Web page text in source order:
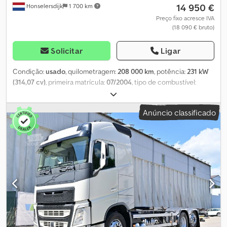
decorado e/ou rotulado com publicidade. Aplicam-se as nossas
condições gerais de entrega e pagamento. Teremos o maior
prazer em fornecer uma proposta de financiamento ou leasing
para este veículo. Por favor, entre em contacto connosco!
Djdpfoxfd N Rex Akzekr
Honselersdijk 1 700 km 14 950 €
Preço fixo acresce IVA
(18 090 € bruto)
Solicitar Ligar
Condição:usado, quilometragem:208 000 km, potência:231 kW
(314,07 cv), primeira matrícula:07/2004, tipo de combustível:
, configuração de eixo:
azul, tipo de engrenagem:automático, classe de emissão:Euro 3,
Ano de fabrico:2004, Equipamento:ABS, ar condicionado, filtro
de partículas, programa eletrónico de estabilidade (ESP)
Informações em português: Dksdpfx Ajy Ttawokzsr Informações
adicionais: * Carga útil: 15020 kg * Tipo | Primeiro eixo: Dunlop R *
Dimensão do pneu | Primeiro eixo: 385/65 R22.5 * Profundidade do
piso do pneu (lado interno esquerdo) | Primeiro eixo: 30% *
Profundidade do piso do pneu (lado interno direito) | Primeiro
eixo: 30% * Carga máxima no eixo | Primeiro eixo: 7500 kg * Tipo |
Segundo eixo: Michelin R * Tipo | Terceiro eixo: Michelin R *
Dimensão do pneu | Segundo eixo: 385/65 R22.5 * Dimensão do
pneu | Terceiro eixo: 2965/80 R22.5 * Profundidade do piso do
Anúncio classificado